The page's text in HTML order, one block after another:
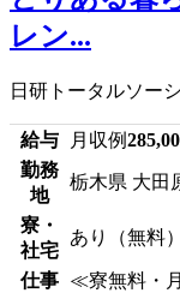
レン...
日研トータルソー
給与 月収例
勤務
地
栃木県 大田
寮・
社宅
あり（無料）
仕事
≪寮無料・